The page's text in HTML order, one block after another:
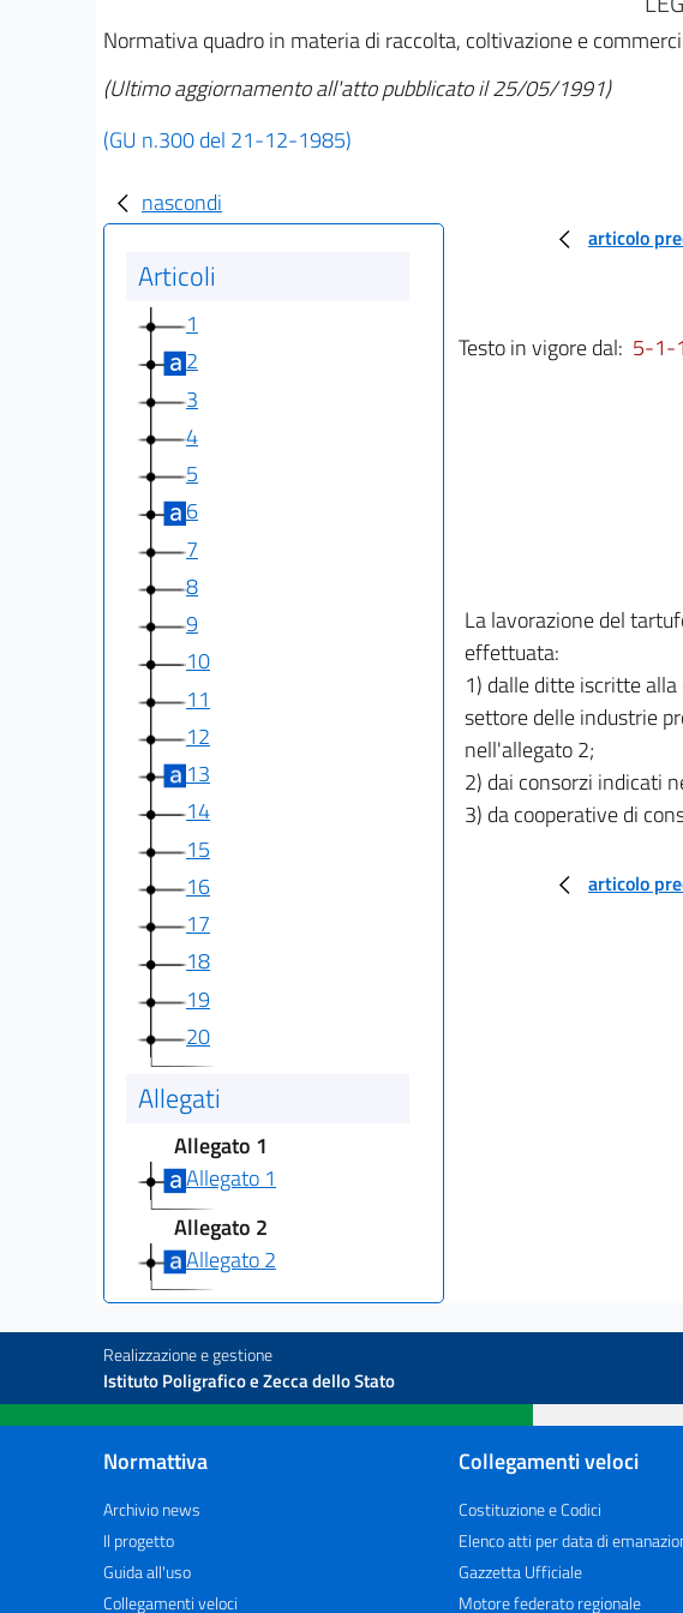
Normativa quadro in materia di raccolta, coltivazione e
(Ultimo aggiornamento all'atto pubblicato il 25/05/1991)
(GU n.300 del 21-12-1985)
nascondi
Articoli
1
2
3
4
5
6
7
8
9
10
11
12
13
14
15
16
17
18
19
20
Allegati
Allegato 1
Allegato 1
Allegato 2
Allegato 2
articolo
Testo in vigore dal: 5-1-
La lavorazione del
effettuata:
1) dalle ditte iscritte
settore delle industrie
nell'allegato 2;
2) dai consorzi indicati
3) da cooperative di
articolo
Realizzazione e gestione
Istituto Poligrafico e Zecca dello Stato
Normattiva
Archivio news
Il progetto
Guida all'uso
Collegamenti veloci
Collegamenti veloci
Costituzione e Codici
Elenco atti per data di
Gazzetta Ufficiale
Motore federato regionale